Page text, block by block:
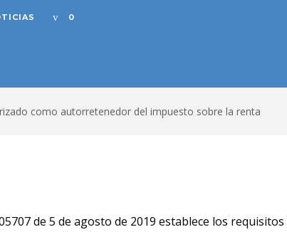
0
como autorretenedor del impuesto sobre la renta
de 5 de agosto de 2019 establece los